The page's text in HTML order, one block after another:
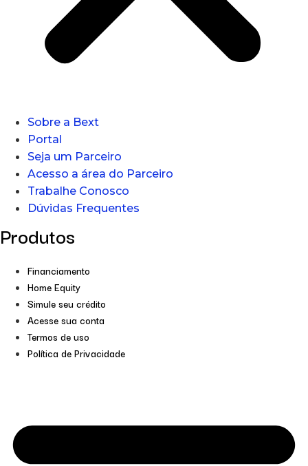
Sobre a Bext
Portal
Seja um Parceiro
Acesso a área do Parceiro
Trabalhe Conosco
Dúvidas Frequentes
Produtos
Financiamento
Home Equity
Simule seu crédito
Acesse sua conta
Termos de uso
Política de Privacidade